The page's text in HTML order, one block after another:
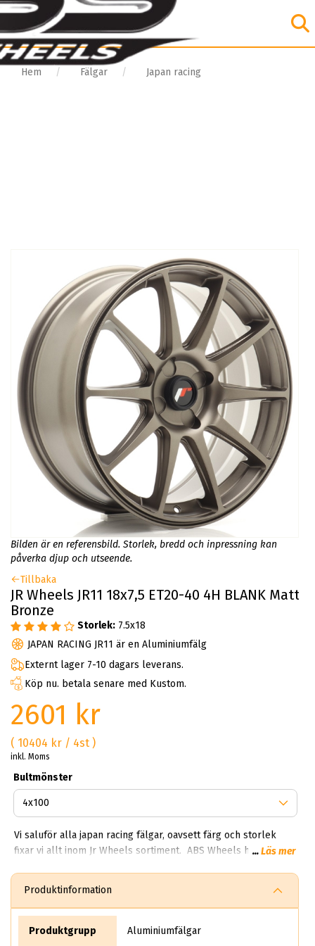
Hem Fälgar Japan racing
Bilden är en referensbild. Storlek, bredd och inpressning kan
påverka djup och utseende.
Tillbaka
JR Wheels JR11 18x7,5 ET20-40 4H BLANK Matt
Bronze
Storlek: 7.5x18
JAPAN RACING JR11 är en Aluminiumfälg
Externt lager 7-10 dagars leverans.
Köp nu. betala senare med Kustom.
2601 kr
( 10404 kr / 4st )
inkl. Moms
Bultmönster
Vi saluför alla japan racing fälgar, oavsett färg och storlek
fixar vi allt inom Jr Wheels sortiment. ABS Wheels har goda
delbetalningslösningar. Nyhet: Japan Racing-familjen växer. Se
nya Vesser Forged fälgar – ett steg upp i segmentet med
smidda fälgar för hög prestanda och exklusiv finish. Märket
...Läs mer
Produktinformation
Produktgrupp Aluminiumfälgar